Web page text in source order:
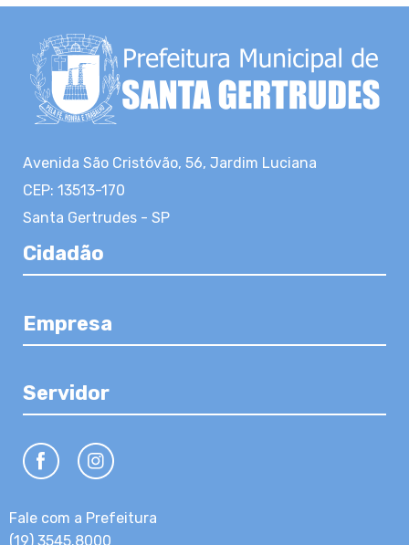
Avenida São Cristóvão, 56, Jardim Luciana
CEP: 13513-170
Santa Gertrudes - SP
Cidadão
Empresa
Servidor
Fale com a Prefeitura
(19) 3545.8000